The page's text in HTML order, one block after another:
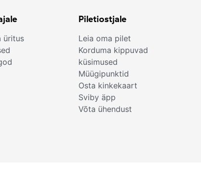
üritus
Piletiostjale
Leia oma pilet
Korduma kippuvad
küsimused
Müügipunktid
Osta kinkekaart
Sviby äpp
Võta ühendust